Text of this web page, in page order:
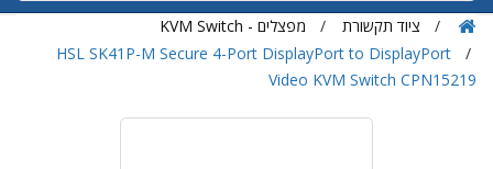
ציוד תקשורת
מפצלים - KVM Switch
HSL SK41P-M Secure 4-Port DisplayPort to DisplayPort
Video KVM Switch CPN15219